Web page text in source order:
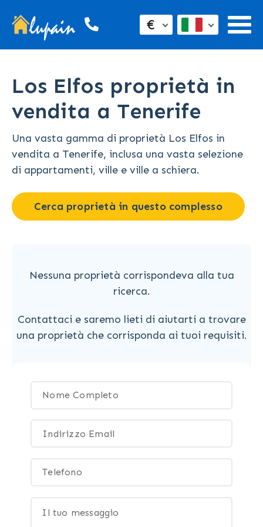
€
Los Elfos proprietà in
vendita a Tenerife
Una vasta gamma di proprietà Los Elfos in
vendita a Tenerife, inclusa una vasta selezione
di appartamenti, ville e ville a schiera.
Cerca proprietà in questo complesso
Nessuna proprietà corrispondeva alla tua
ricerca.
Contattaci e saremo lieti di aiutarti a trovare
una proprietà che corrisponda ai tuoi requisiti.